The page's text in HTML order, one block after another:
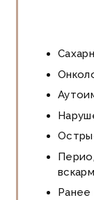
Ранее